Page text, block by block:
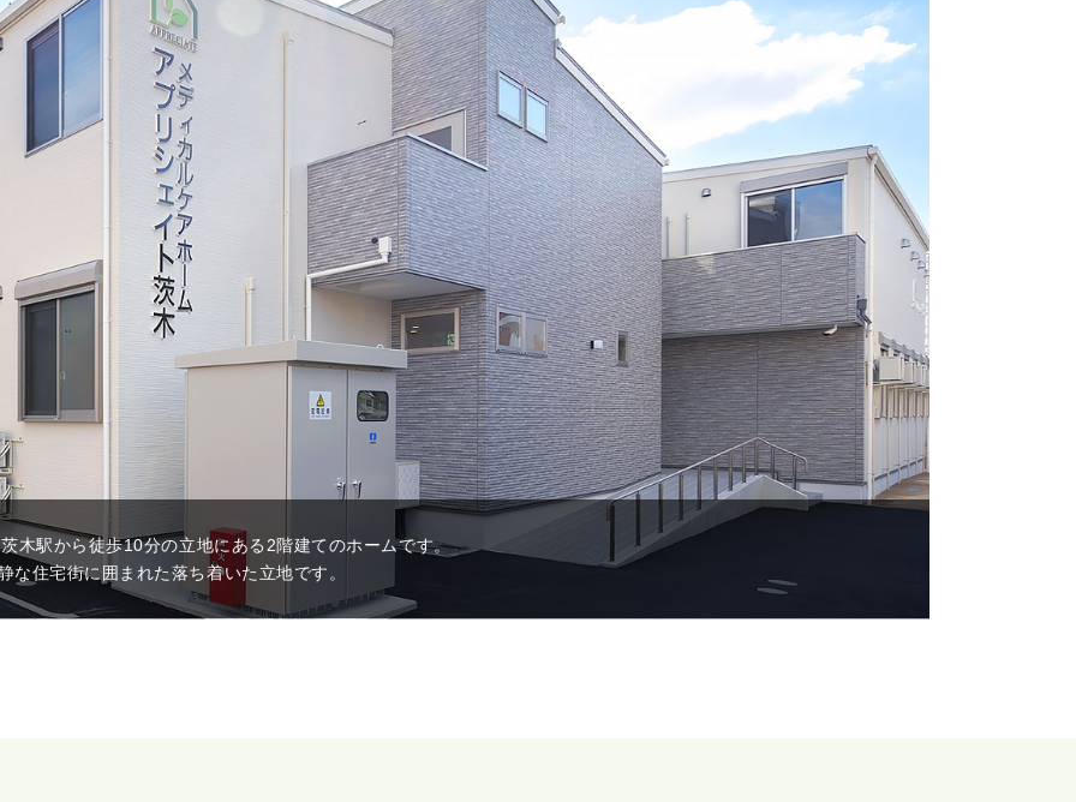
木駅から徒歩10分の立地にある2階建てのホームです。
な住宅街に囲まれた落ち着いた立地です。
入ってすぐにフロントがあります。
は玄関部分も含め段差のないバリアフリーの作りになっています。
く広々としたリビングがあります。
事やレクリエーションでご利用者様が集まり過ごされます。
看護小規模多機能を併設しています。
看護小規模多機能は通い、訪問、宿泊といったサービスを複合的に受けることが可能な新しいサービスです。
居室は全部屋個室です。
備え付けのエアコン、収納棚、冷蔵庫、カーテンの他に、家具を持ち込みいただくことも可能です。
にはトイレがあります。
り、緊急通報装置も備えており、安心してご利用いただけます。
ト浴を備えています。
ト浴での入浴は寝たままの姿勢で入浴でき、また身体への負担も少なく入浴できることが特徴です。
槽に出入りする際の「またぐ」動作が不要なボランテ浴です。
械の操作もスタッフが行いますので、安心して浴槽に浸かっていただけます。
トキャリーを備えた浴室です。
から浴槽に浸かるまでの全てを乗り換えの必要なく行うことが可能です。
では浴槽で身体を伸ばしてゆっくりご入浴いただけます。
式の物を含め数ヶ所に手すりが付いており安心してご利用いただけます。